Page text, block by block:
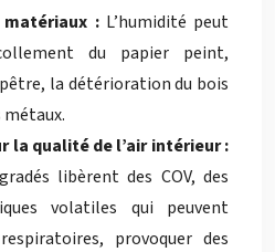
matériaux : L’humidité peut
du papier peint,
la détérioration du bois
la qualité de l’air intérieur :
libèrent des COV, des
volatiles qui peuvent
provoquer des